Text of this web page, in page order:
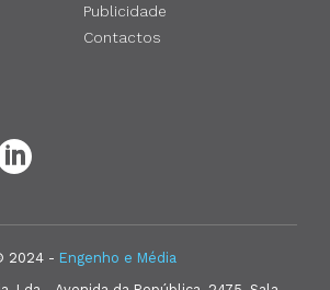
Publicidade
Contactos
2024 - Engenho e Média